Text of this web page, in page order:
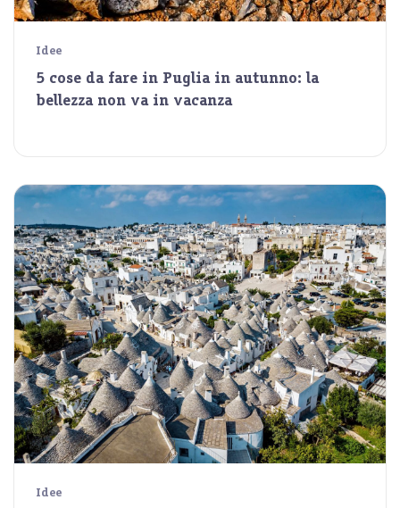
Idee
5 cose da fare in Puglia in autunno: la
bellezza non va in vacanza
Idee